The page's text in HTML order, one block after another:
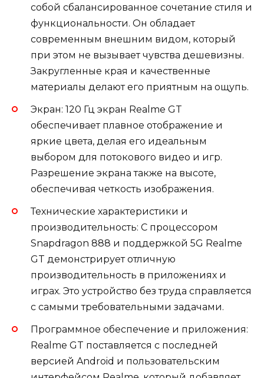
собой сбалансированное сочетание стиля и
функциональности. Он обладает
современным внешним видом, который
при этом не вызывает чувства дешевизны.
Закругленные края и качественные
материалы делают его приятным на ощупь.
Экран: 120 Гц экран Realme GT
обеспечивает плавное отображение и
яркие цвета, делая его идеальным
выбором для потокового видео и игр.
Разрешение экрана также на высоте,
обеспечивая четкость изображения.
Технические характеристики и
производительность: С процессором
Snapdragon 888 и поддержкой 5G Realme
GT демонстрирует отличную
производительность в приложениях и
играх. Это устройство без труда справляется
с самыми требовательными задачами.
Программное обеспечение и приложения:
Realme GT поставляется с последней
версией Android и пользовательским